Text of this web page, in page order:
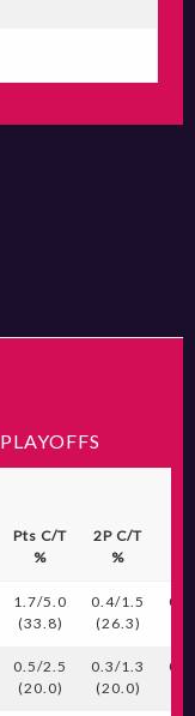
PLAYOFFS
Pts C/T
%
2P C/T
%
1.7/5.0
(33.8)
0.4/1.5
(26.3)
0.5/2.5
(20.0)
0.3/1.3
(20.0)